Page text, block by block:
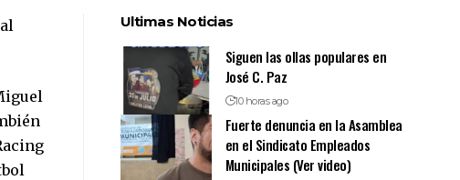
Ultimas Noticias
Siguen las ollas populares en
José C. Paz
10 horas ago
Fuerte denuncia en la Asamblea
en el Sindicato Empleados
Municipales (Ver video)